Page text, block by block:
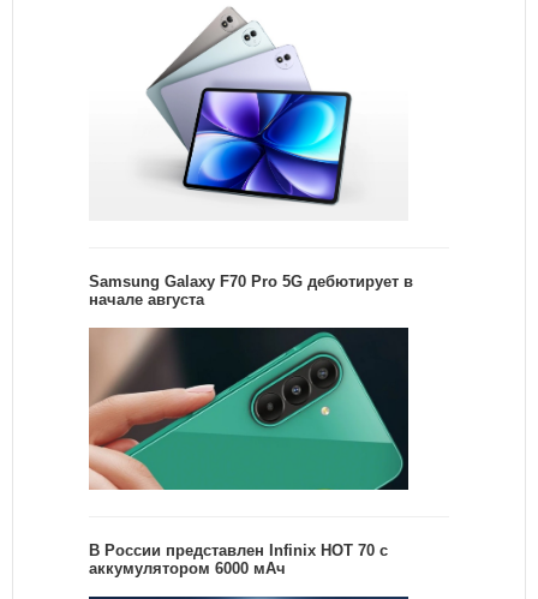
Samsung Galaxy F70 Pro 5G дебютирует в
начале августа
В России представлен Infinix HOT 70 с
аккумулятором 6000 мАч